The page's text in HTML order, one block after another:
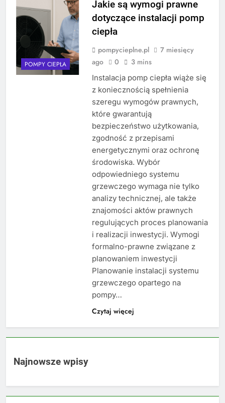
POMPY CIEPŁA
Jakie są wymogi prawne
dotyczące instalacji pomp
ciepła
pompycieplne.pl
7 miesięcy
ago
0 3 mins
Instalacja pomp ciepła wiąże się
z koniecznością spełnienia
szeregu wymogów prawnych,
które gwarantują
bezpieczeństwo użytkowania,
zgodność z przepisami
energetycznymi oraz ochronę
środowiska. Wybór
odpowiedniego systemu
grzewczego wymaga nie tylko
analizy technicznej, ale także
znajomości aktów prawnych
regulujących proces planowania
i realizacji inwestycji. Wymogi
formalno-prawne związane z
planowaniem inwestycji
Planowanie instalacji systemu
grzewczego opartego na
pompy…
Czytaj więcej
Najnowsze wpisy